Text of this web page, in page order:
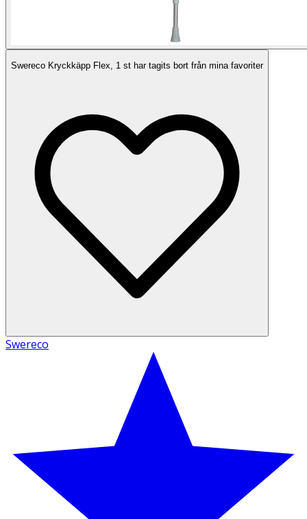
Swereco Kryckkäpp Flex, 1 st har tagits bort från mina favoriter
Swereco